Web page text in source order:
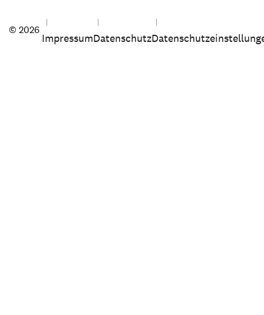
© 2026
ImpressumDatenschutz